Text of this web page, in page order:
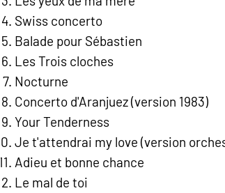
Swiss concerto
Balade pour Sébastien
Les Trois cloches
Nocturne
Concerto d'Aranjuez (version 1983)
Your Tenderness
Je t'attendrai my love (version
Adieu et bonne chance
Le mal de toi